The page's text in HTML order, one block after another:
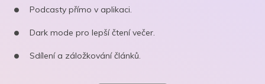
Podcasty přímo v aplikaci.
Dark mode pro lepší čtení večer.
Sdílení a záložkování článků.